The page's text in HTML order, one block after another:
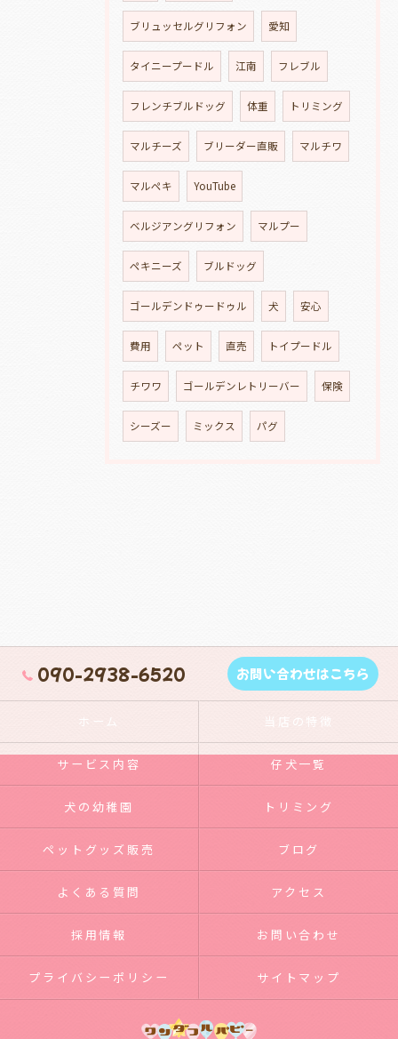
ブリュッセルグリフォン 愛知
タイニープードル 江南 フレブル
フレンチブルドッグ 体重 トリミング
マルチーズ ブリーダー直販 マルチワ
マルペキ YouTube
ベルジアングリフォン マルプー
ペキニーズ ブルドッグ
ゴールデンドゥードゥル 犬 安心
費用 ペット 直売 トイプードル
チワワ ゴールデンレトリーバー 保険
シーズー ミックス パグ
090-2938-6520 お問い合わせはこちら
ホーム 当店の特徴
サービス内容 仔犬一覧
犬の幼稚園 トリミング
ペットグッズ販売 ブログ
よくある質問 アクセス
採用情報 お問い合わせ
プライバシーポリシー サイトマップ